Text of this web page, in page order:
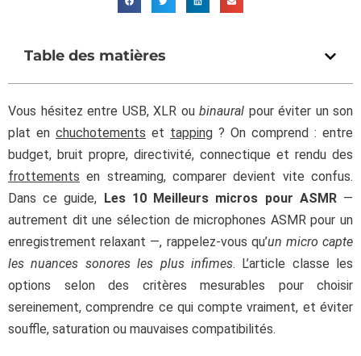
Table des matières
Vous hésitez entre USB, XLR ou binaural pour éviter un son
plat en chuchotements et tapping ? On comprend : entre
budget, bruit propre, directivité, connectique et rendu des
frottements en streaming, comparer devient vite confus.
Dans ce guide,
Les 10 Meilleurs micros pour ASMR—
autrement dit une sélection de microphones ASMR pour un
enregistrement relaxant —, rappelez-vous qu’un micro capte
les nuances sonores les plus infimes. L’article classe les
options selon des critères mesurables pour choisir
sereinement, comprendre ce qui compte vraiment, et éviter
souffle, saturation ou mauvaises compatibilités.